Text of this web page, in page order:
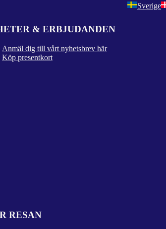
Sverige
& ERBJUDANDEN
Anmäl dig till vårt nyhetsbrev här
Köp presentkort
RESAN